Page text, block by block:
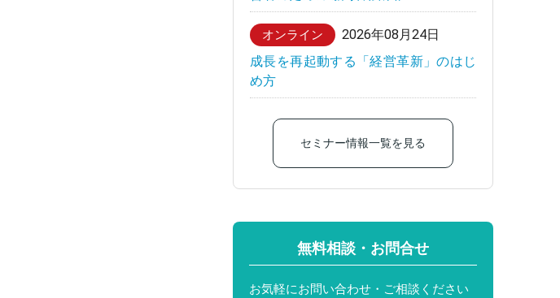
オンライン
2026年08月24日
成長を再起動する「経営革新」のはじ
め方
セミナー情報一覧を見る
無料相談・お問合せ
お気軽にお問い合わせ・ご相談ください